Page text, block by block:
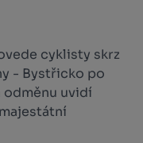
cyklisty skrz
- Bystřicko po
odměnu uvidí